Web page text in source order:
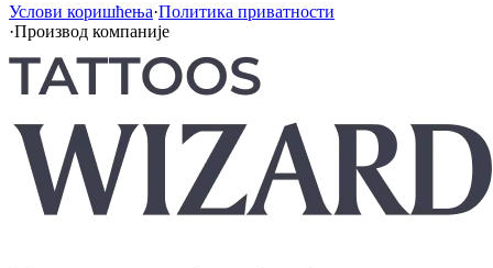
Услови коришћења·Политика приватности
·Производ компаније